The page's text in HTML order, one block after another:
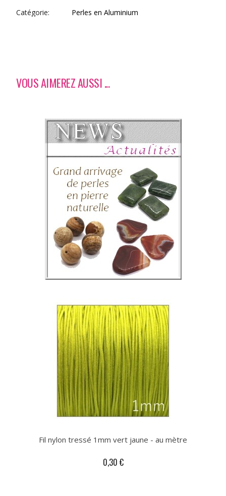
Catégorie Perles en Aluminium
VOUS AIMEREZ AUSSI ...
Fil nylon tressé 1mm vert jaune - au mètre
0,30 €